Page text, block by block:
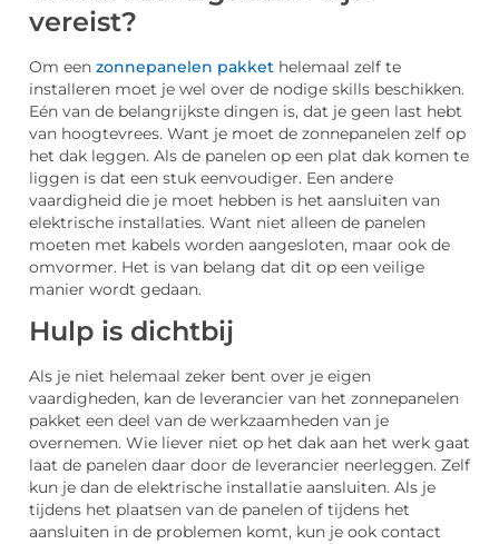
vereist?
Om een zonnepanelen pakket helemaal zelf te
installeren moet je wel over de nodige skills beschikken.
Eén van de belangrijkste dingen is, dat je geen last hebt
van hoogtevrees. Want je moet de zonnepanelen zelf op
het dak leggen. Als de panelen op een plat dak komen te
liggen is dat een stuk eenvoudiger. Een andere
vaardigheid die je moet hebben is het aansluiten van
elektrische installaties. Want niet alleen de panelen
moeten met kabels worden aangesloten, maar ook de
omvormer. Het is van belang dat dit op een veilige
manier wordt gedaan.
Hulp is dichtbij
Als je niet helemaal zeker bent over je eigen
vaardigheden, kan de leverancier van het zonnepanelen
pakket een deel van de werkzaamheden van je
overnemen. Wie liever niet op het dak aan het werk gaat
laat de panelen daar door de leverancier neerleggen. Zelf
kun je dan de elektrische installatie aansluiten. Als je
tijdens het plaatsen van de panelen of tijdens het
aansluiten in de problemen komt, kun je ook contact